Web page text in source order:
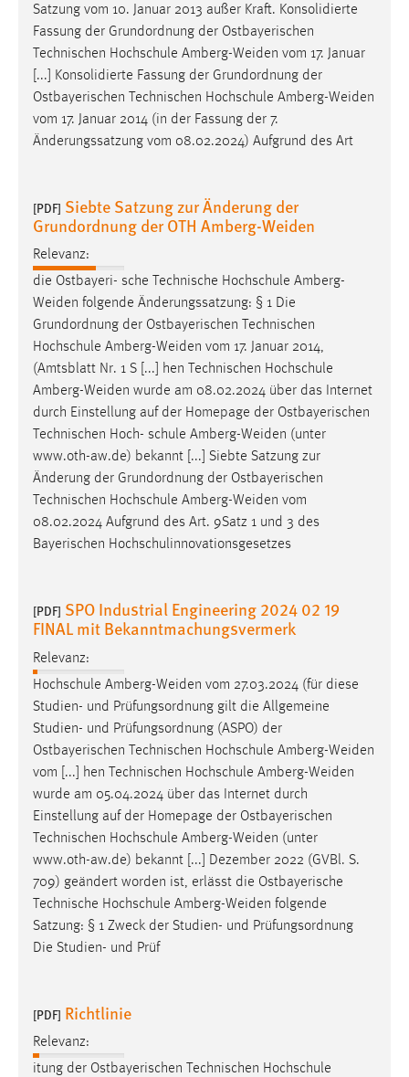
Satzung vom 10. Januar 2013 außer Kraft. Konsolidierte
Fassung der Grundordnung der Ostbayerischen
Technischen Hochschule Amberg-Weiden vom 17. Januar
[...] Konsolidierte Fassung der Grundordnung der
Ostbayerischen Technischen Hochschule Amberg-Weiden
vom 17. Januar 2014 (in der Fassung der 7.
Änderungssatzung vom 08.02.2024) Aufgrund des Art
[PDF] Siebte Satzung zur Änderung der
Grundordnung der OTH Amberg-Weiden
Relevanz:
die Ostbayeri- sche Technische Hochschule Amberg-
Weiden folgende Änderungssatzung: § 1 Die
Grundordnung der Ostbayerischen Technischen
Hochschule Amberg-Weiden vom 17. Januar 2014,
(Amtsblatt Nr. 1 S [...] hen Technischen Hochschule
Amberg-Weiden wurde am 08.02.2024 über das Internet
durch Einstellung auf der Homepage der Ostbayerischen
Technischen Hoch- schule Amberg-Weiden (unter
www.oth-aw.de) bekannt [...] Siebte Satzung zur
Änderung der Grundordnung der Ostbayerischen
Technischen Hochschule Amberg-Weiden vom
08.02.2024 Aufgrund des Art. 9Satz 1 und 3 des
Bayerischen Hochschulinnovationsgesetzes
[PDF] SPO Industrial Engineering 2024 02 19
FINAL mit Bekanntmachungsvermerk
Relevanz:
Hochschule Amberg-Weiden vom 27.03.2024 (für diese
Studien- und Prüfungsordnung gilt die Allgemeine
Studien- und Prüfungsordnung (ASPO) der
Ostbayerischen Technischen Hochschule Amberg-Weiden
vom [...] hen Technischen Hochschule Amberg-Weiden
wurde am 05.04.2024 über das Internet durch
Einstellung auf der Homepage der Ostbayerischen
Technischen Hochschule Amberg-Weiden (unter
www.oth-aw.de) bekannt [...] Dezember 2022 (GVBl. S.
709) geändert worden ist, erlässt die Ostbayerische
Technische Hochschule Amberg-Weiden folgende
Satzung: § 1 Zweck der Studien- und Prüfungsordnung
Die Studien- und Prüf
[PDF] Richtlinie
Relevanz:
itung der Ostbayerischen Technischen Hochschule